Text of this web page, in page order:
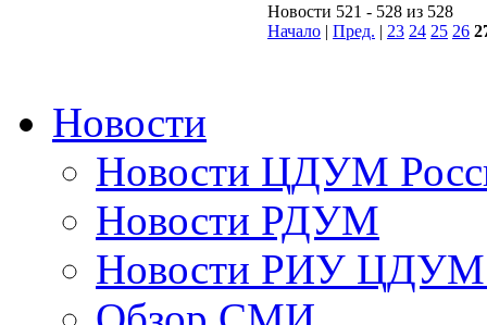
Новости 521 - 528 из 528
Начало | Пред. | 23 24 25 26
Новости
Новости ЦДУМ
Новости РДУМ
Новости РИУ ЦДУМ